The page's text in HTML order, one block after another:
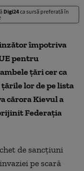
Digi24ca sursă preferată în
împotriva
pentru
țări cer ca
lor de pe lista
cărora Kievul a
Federația
de sancțiuni
pe scară